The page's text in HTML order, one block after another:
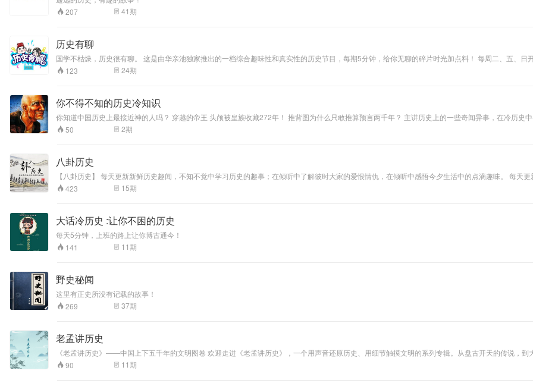
207
41期
历史有聊
国学不枯燥，历史很有聊。 这是由华亲池独家推出的一档综合趣味性和真实性的历史节目，每期5分钟，给你无聊的碎片时
123
24期
你不得不知的历史冷知识
你知道中国历史上最接近神的人吗？ 穿越的帝王 头颅被皇族收藏272年！ 推背图为什么只敢推算预言两千年？ 主讲历史上的一些奇闻异事，在冷历史
50
2期
八卦历史
【八卦历史】 每天更新新鲜历史趣闻，不知不觉
423
15期
大话冷历史 :让你不困的历史
每天5分钟，上班的路上让你博古通今！
141
11期
野史秘闻
这里有正史所没有记载的故事！
269
37期
老孟讲历史
《老孟讲历史》——中国上下五千年的文明图卷 欢迎走进《老孟讲历史》，一个用声音还原历史、用细节触摸文明的系列专辑。从盘古开天的传说，到
山；从唐宋的盛世风华，到明清的王朝更迭——这里是中国历史的全貌，是文明长河的波澜壮阔。 在《老孟讲历史》中，历史不再是冰冷的朝代更替与
花。老孟用故事穿透尘埃，用深度还原历史的细节，让你听到青铜器铸造时的火光，感受到长安城街市的喧嚣，看清大一统王朝的野心与挣扎。每一期
90 11期